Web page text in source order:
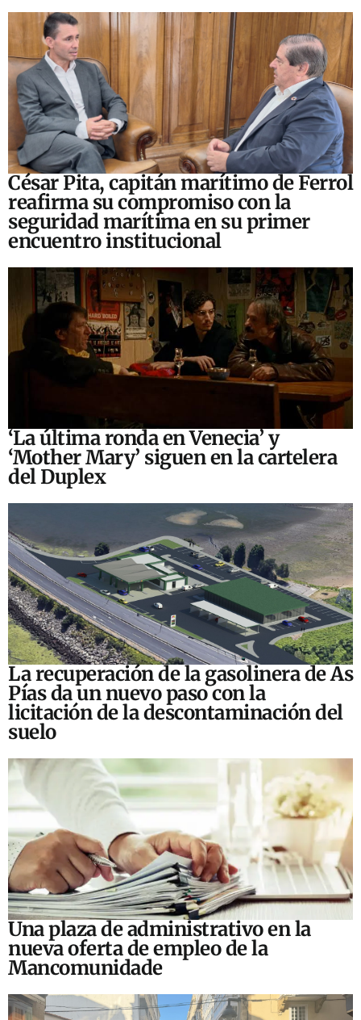
César Pita, capitán marítimo de Ferrol
reafirma su compromiso con la
seguridad marítima en su primer
encuentro institucional
‘La última ronda en Venecia’ y
‘Mother Mary’ siguen en la cartelera
del Duplex
La recuperación de la gasolinera de As
Pías da un nuevo paso con la
licitación de la descontaminación del
suelo
Una plaza de administrativo en la
nueva oferta de empleo de la
Mancomunidade